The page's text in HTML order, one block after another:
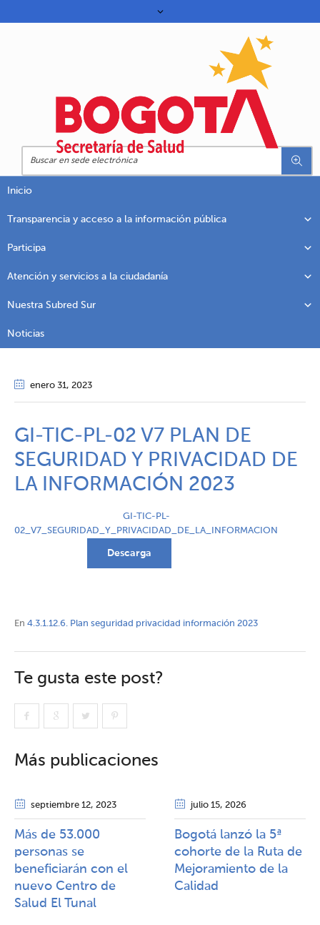
Inicio
Transparencia y acceso a la información pública
Participa
Atención y servicios a la ciudadanía
Nuestra Subred Sur
Noticias
enero 31, 2023
GI-TIC-PL-02 V7 PLAN DE
SEGURIDAD Y PRIVACIDAD DE
LA INFORMACIÓN 2023
GI-TIC-PL-
02_V7_SEGURIDAD_Y_PRIVACIDAD_DE_LA_INFORMACION
Descarga
En 4.3.1.12.6. Plan seguridad privacidad información 2023
Te gusta este post?
Más publicaciones
septiembre 12, 2023
Más de 53.000
personas se
beneficiarán con el
nuevo Centro de
Salud El Tunal
julio 15, 2026
Bogotá lanzó la 5ª
cohorte de la Ruta de
Mejoramiento de la
Calidad​​